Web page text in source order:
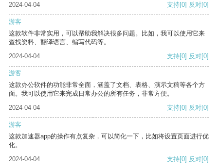
2024-04-04 支持[0] 反对[0]
游客
这款软件非常实用，可以帮助我解决很多问题。比如，我可以使用它来
查找资料、翻译语言、编写代码等。
2024-04-04
支持[0] 反对[0]
游客
这款办公软件的功能非常全面，涵盖了文档、表格、演示文稿等各个方
面。我可以使用它来完成日常办公的所有任务，非常方便。
2024-04-04
支持[0] 反对[0]
游客
这款加速器app的操作有点复杂，可以简化一下，比如将设置页面进行优
化。
2024-04-04
支持[0] 反对[0]